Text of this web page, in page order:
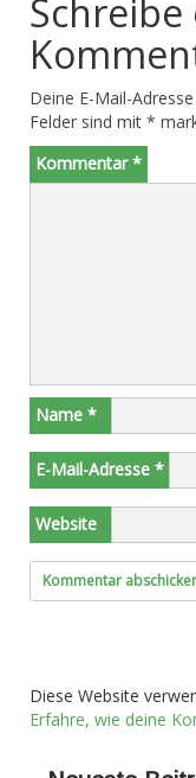
Schreibe
Deine E-Mail-
Felder sind mit *
Kommentar*
Name *
E-Mail-Adresse *
Website
Diese Website
Erfahre, wie deine